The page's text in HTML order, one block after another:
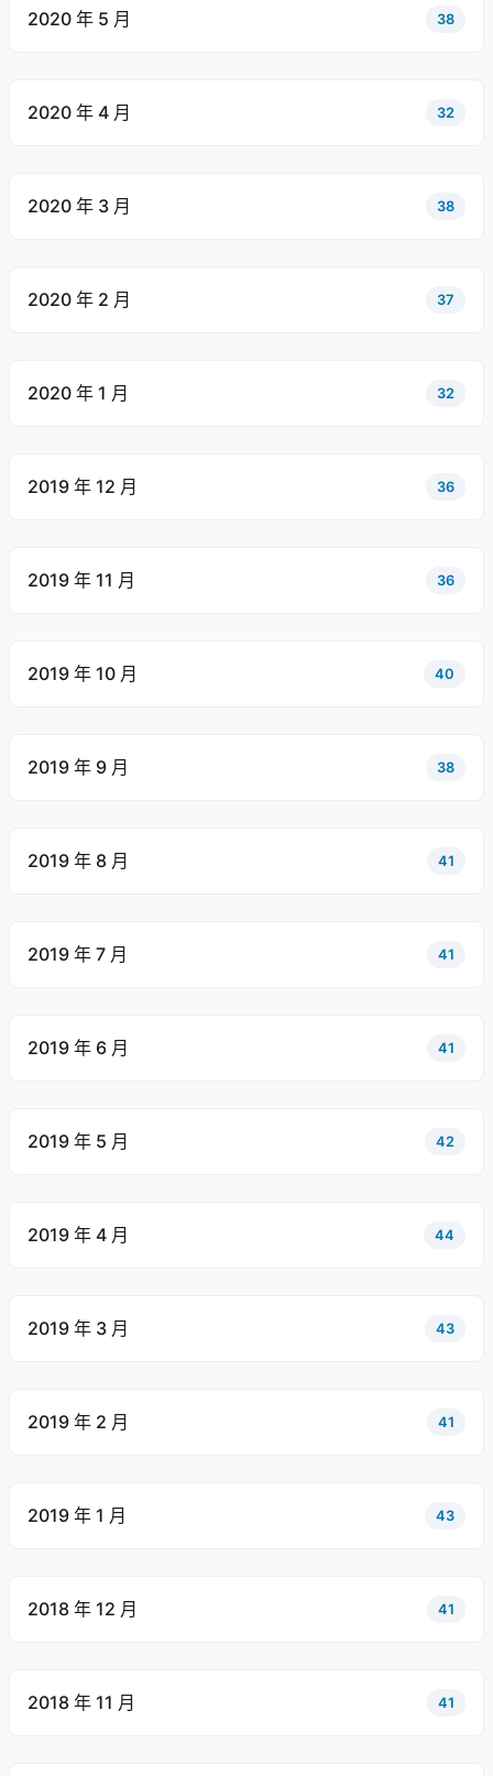
2020 年 5 月 38
2020 年 4 月 32
2020 年 3 月 38
2020 年 2 月 37
2020 年 1 月 32
2019 年 12 月 36
2019 年 11 月 36
2019 年 10 月 40
2019 年 9 月 38
2019 年 8 月 41
2019 年 7 月 41
2019 年 6 月 41
2019 年 5 月 42
2019 年 4 月 44
2019 年 3 月 43
2019 年 2 月 41
2019 年 1 月 43
2018 年 12 月 41
2018 年 11 月 41